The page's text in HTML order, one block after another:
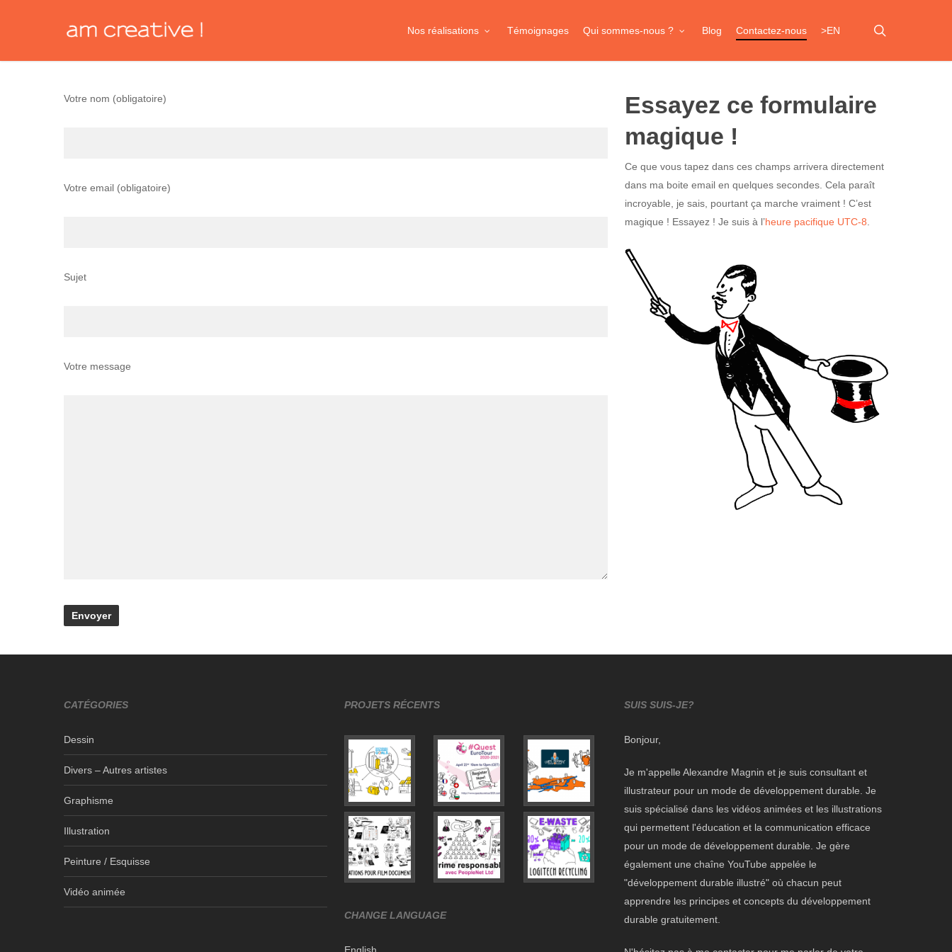
content
Nos réalisations Témoignages Qui sommes-nous ? Blog Contactez-nous >EN
Votre nom (obligatoire)
Votre email (obligatoire)
Sujet
Votre message
Essayez ce formulaire
magique !
Ce que vous tapez dans ces champs arrivera directement
dans ma boite email en quelques secondes. Cela paraît
incroyable, je sais, pourtant ça marche vraiment ! C’est
magique ! Essayez ! Je suis à l’heure pacifique UTC-8
CATÉGORIES
Dessin
Divers – Autres artistes
Graphisme
Illustration
Peinture / Esquisse
Vidéo animée
PROJETS RÉCENTS
CHANGE LANGUAGE
SUIS SUIS-JE?
Bonjour,
Je m'appelle Alexandre Magnin et je suis consultant et
illustrateur pour un mode de développement durable. Je
suis spécialisé dans lesvidéos animées et les illustrations
qui permettent l'éducation et la communication efficace
pour un mode de développement durable. Je gère
également une chaîne YouTube appelée le
"développement durable illustré" où chacun peut
apprendre les principes et concepts du développement
durable gratuitement.